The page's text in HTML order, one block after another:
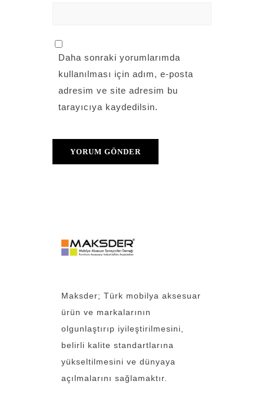
Daha sonraki yorumlarımda
kullanılması için adım, e-posta
adresim ve site adresim bu
tarayıcıya kaydedilsin.
Maksder; Türk mobilya aksesuar
ürün ve markalarının
olgunlaştırıp iyileştirilmesini,
belirli kalite standartlarına
yükseltilmesini ve dünyaya
açılmalarını sağlamaktır.